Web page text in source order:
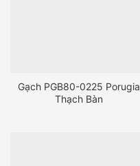
Gạch PGB80-0225 Porugia
Thạch Bàn